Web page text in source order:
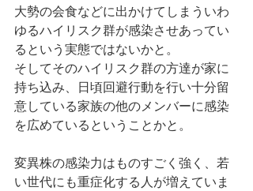
大勢の会食などに出かけてしまういわ
ゆるハイリスク群が感染させあってい
るという実態ではないかと。
そしてそのハイリスク群の方達が家に
持ち込み、日頃回避行動を行い十分留
意している家族の他のメンバーに感染
を広めているということかと。
変異株の感染力はものすごく強く、若
い世代にも重症化する人が増えていま